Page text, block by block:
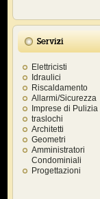
Servizi
Elettricisti
Idraulici
Riscaldamento
Allarmi/Sicurezza
Imprese di Pulizia
traslochi
Architetti
Geometri
Amministratori
Condominiali
Progettazioni